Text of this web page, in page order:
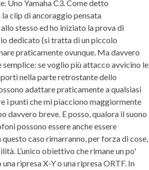
Uno Yamaha C3. Come detto
clip di ancoraggio pensata
stesso ed ho iniziato la prova di
dedicato (si tratta di un piccolo
praticamente ovunque. Ma davvero
se voglio più attacco avvicino le
nella parte retrostante dello
adattare praticamente a qualsiasi
i punti che mi piacciono maggiormente
davvero breve. E posso, qualora il suono
possono essere anche essere
caso rimarranno, per forza di cose,
L’unico obiettivo che rimane un po'
ripresa X-Y o una ripresa ORTF. In